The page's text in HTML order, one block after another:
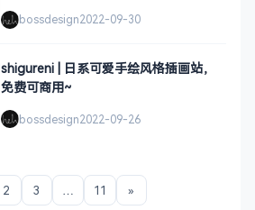
bossdesign2022-09-30
shigureni | 日系可爱手绘风格插画站，
免费可商用~
bossdesign2022-09-26
2 3 … 11 »